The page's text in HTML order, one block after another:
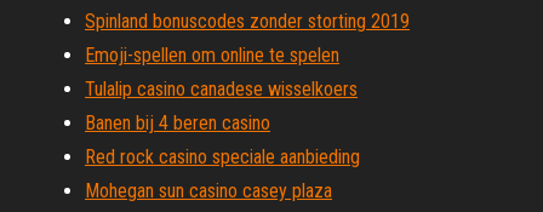
Spinland bonuscodes zonder storting 2019
Emoji-spellen om online te spelen
Tulalip casino canadese wisselkoers
Banen bij 4 beren casino
Red rock casino speciale aanbieding
Mohegan sun casino casey plaza